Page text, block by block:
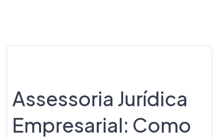
Assessoria Jurídica
Empresarial: Como